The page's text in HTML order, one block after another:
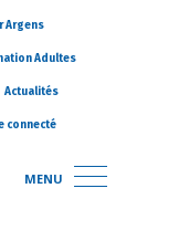
Argens
Adultes
Actualités
connecté
MENU